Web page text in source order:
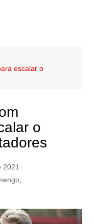
escalar o
o
2021
,